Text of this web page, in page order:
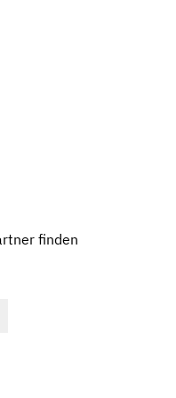
finden